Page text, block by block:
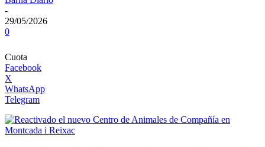
-
29/05/2026
0
Cuota
Facebook
X
WhatsApp
Telegram